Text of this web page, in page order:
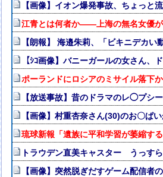
【画像】イオン爆発事故、ちょっと
江青とは何者か——上海の無名女優
【朗報】 海邉朱莉、「ビキニデカ
【ｼｺ画像】バニーガールの女さん
ポーランドにロシアのミサイル落下か
【放送事故】昔のドラマのレ◯プシ
【画像】村重杏奈さん(30)のお〇
琉球新報「遺族に平和学習が萎縮す
トラウデン直美キャスター うっす
【画像】突然脱ぎだすゲーム配信者